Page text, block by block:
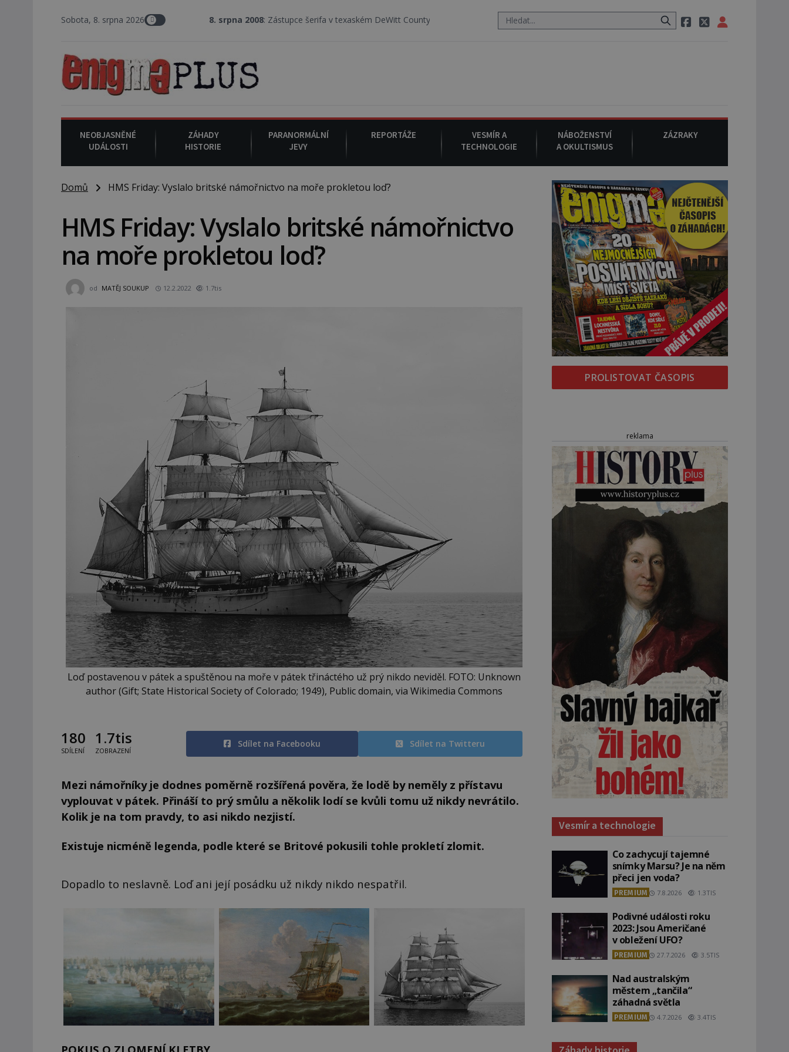
Sobota, 8. srpna 20268. srpna 2008 : Zástupce šerifa v texaském DeWitt County pořizuje video, na kterém před jeho vozem po cestě utíká zvláštní psovitá šelma, údajně bájná čupakabra.
NEOBJASNĚNÉ
UDÁLOSTI
ZÁHADY
HISTORIE
PARANORMÁLNÍ
JEVY
REPORTÁŽE
VESMÍR A
TECHNOLOGIE
NÁBOŽENSTVÍ
A OKULTISMUS
ZÁZRAKY
Domů HMS Friday: Vyslalo britské námořnictvo na moře prokletou loď?
HMS Friday: Vyslalo britské námořnictvo
na moře prokletou loď?
od MATĚJ SOUKUP 12.2.2022 1.7tis
Loď postavenou v pátek a spuštěnou na moře v pátek třináctého už prý nikdo neviděl. FOTO: Unknown
author (Gift; State Historical Society of Colorado; 1949), Public domain, via Wikimedia Commons
180
SDÍLENÍ
1.7tis
ZOBRAZENÍ
Sdílet na Facebooku Sdílet na Twitteru
Mezi námořníky je dodnes poměrně rozšířená pověra, že lodě by neměly z přístavu
vyplouvat v pátek. Přináší to prý smůlu a několik lodí se kvůli tomu už nikdy nevrátilo.
Kolik je na tom pravdy, to asi nikdo nezjistí.
Existuje nicméně legenda, podle které se Britové pokusili tohle prokletí zlomit.
Dopadlo to neslavně. Loď ani její posádku už nikdy nikdo nespatřil.
PROLISTOVAT ČASOPIS
reklama
Vesmír a technologie
Co zachycují tajemné
snímky Marsu? Je na něm
přeci jen voda?
PREMIUM 7.8.2026 1.3TIS
Podivné události roku
2023: Jsou Američané
v obležení UFO?
PREMIUM 27.7.2026 3.5TIS
Nad australským
městem „tančila“
záhadná světla
PREMIUM 4.7.2026 3.4TIS